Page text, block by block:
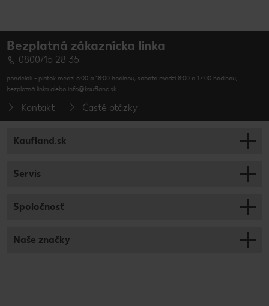
Bezplatná zákaznícka linka
0800/15 28 35
pondelok - piatok medzi 8:00 a 18:00 hodinou, sobota medzi 8:00 a 17:00 hodinou,
bezplatná linka alebo info@kaufland.sk
Kontakt Časté otázky
Kaufland.sk
Servis
Spoločnosť
Naše značky